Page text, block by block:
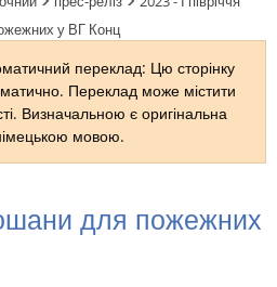
TR
у ВГ Конц
переклад: Цю сторінку
Переклад може містити
Визначальною є оригінальна
мовою.
для пожежних